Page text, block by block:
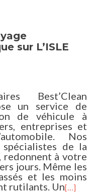
sur L’ISLE
Best’Clean
un service de
de véhicule à
entreprises et
Nos
spécialistes de la
redonnent à votre
jours. Même les
et les moins
rutilants. Un[…]